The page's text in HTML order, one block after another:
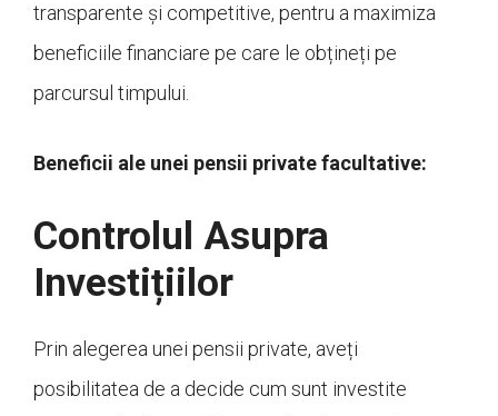
transparente și competitive, pentru a maximiza
beneficiile financiare pe care le obțineți pe
parcursul timpului.
Beneficii ale unei pensii private facultative:
Controlul Asupra
Investițiilor
Prin alegerea unei pensii private, aveți
posibilitatea de a decide cum sunt investite